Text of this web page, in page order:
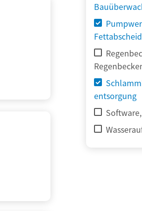
entsorgung